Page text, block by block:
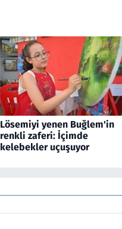
Lösemiyi yenen Buğlem'in
renkli zaferi: İçimde
kelebekler uçuşuyor